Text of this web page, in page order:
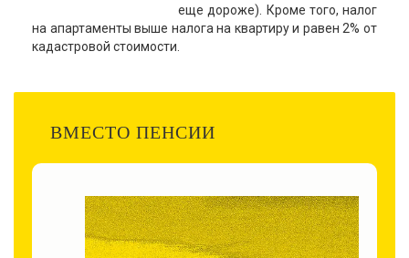
еще дороже). Кроме того, налог
на апартаменты выше налога на квартиру и равен 2% от
кадастровой стоимости.
ВМЕСТО ПЕНСИИ